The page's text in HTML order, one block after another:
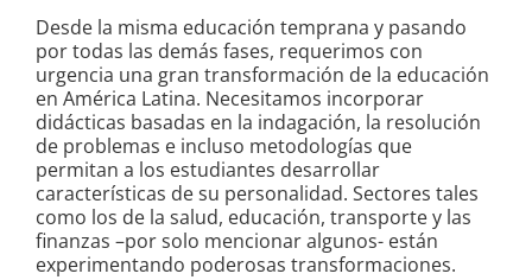
Desde la misma educación temprana y pasando
por todas las demás fases, requerimos con
urgencia una gran transformación de la educación
en América Latina. Necesitamos incorporar
didácticas basadas en la indagación, la resolución
de problemas e incluso metodologías que
permitan a los estudiantes desarrollar
características de su personalidad. Sectores tales
como los de la salud, educación, transporte y las
finanzas –por solo mencionar algunos- están
experimentando poderosas transformaciones.